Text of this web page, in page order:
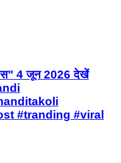
4 जून 2026 देखें
#tranding #viral